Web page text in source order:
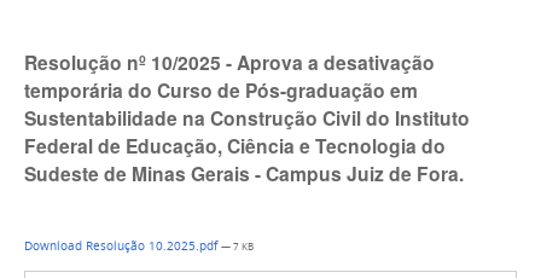
Resolução nº 10/2025 - Aprova a desativação
temporária do Curso de Pós-graduação em
Sustentabilidade na Construção Civil do Instituto
Federal de Educação, Ciência e Tecnologia do
Sudeste de Minas Gerais - Campus Juiz de Fora.
Download Resolução 10.2025.pdf— 7 KB